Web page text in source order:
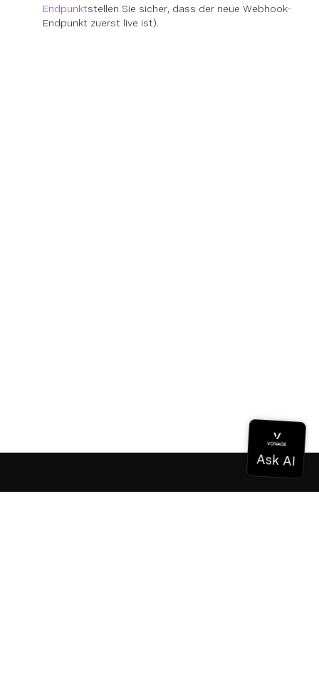
Endpunktstellen Sie sicher, dass der neue Webhook-
Endpunkt zuerst live ist).